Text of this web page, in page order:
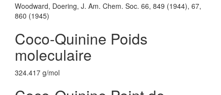
Woodward, Doering, J. Am. Chem. Soc. 66, 849 (1944), 67,
860 (1945)
Coco-Quinine Poids
moleculaire
324.417 g/mol